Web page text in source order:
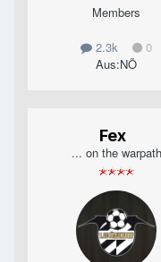
Members
2.3k
0
Aus:NÖ
Fex
... on the warpath